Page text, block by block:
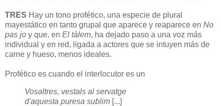
TRES Hay un tono profético, una especie de plural
mayestático en tanto grupal que aparece y reaparece en No
pas jo y que, en El tàlem, ha dejado paso a una voz más
individual y en red, ligada a actores que se intuyen más de
carne y hueso, menos ideales.
Profético es cuando el interlocutor es un
Vosaltres, vestals al servatge
d'aquesta puresa sublim [...]